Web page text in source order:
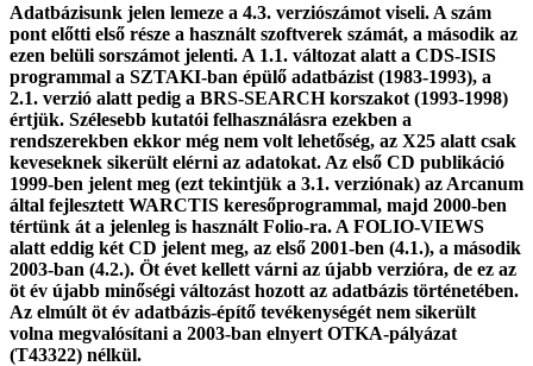
Adatbázisunk jelen lemeze a 4.3. verziószámot viseli. A szám
pont előtti első része a használt szoftverek számát, a második az
ezen belüli sorszámot jelenti. A 1.1. változat alatt a CDS-ISIS
programmal a SZTAKI-ban épülő adatbázist (1983-1993), a
2.1. verzió alatt pedig a BRS-SEARCH korszakot (1993-1998)
értjük. Szélesebb kutatói felhasználásra ezekben a
rendszerekben ekkor még nem volt lehetőség, az X25 alatt csak
keveseknek sikerült elérni az adatokat. Az első CD publikáció
1999-ben jelent meg (ezt tekintjük a 3.1. verziónak) az Arcanum
által fejlesztett WARCTIS keresőprogrammal, majd 2000-ben
tértünk át a jelenleg is használt Folio-ra. A FOLIO-VIEWS
alatt eddig két CD jelent meg, az első 2001-ben (4.1.), a második
2003-ban (4.2.). Öt évet kellett várni az újabb verzióra, de ez az
öt év újabb minőségi változást hozott az adatbázis történetében.
Az elmúlt öt év adatbázis-építő tevékenységét nem sikerült
volna megvalósítani a 2003-ban elnyert OTKA-pályázat
(T43322) nélkül.